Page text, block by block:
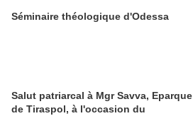
Séminaire théologique d'Odessa
Salut patriarcal à Mgr Savva, Eparque
de Tiraspol, à l'occasion du